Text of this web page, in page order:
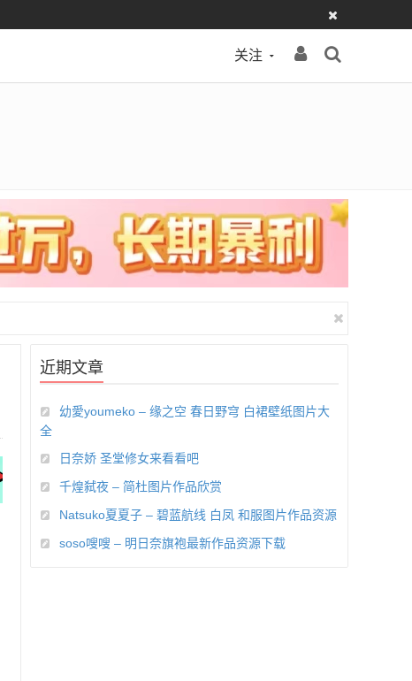
关注
近期文章
幼愛youmeko – 缘之空 春日野穹 白裙壁纸图片大
全
日奈娇 圣堂修女来看看吧
千煌弑夜 – 简杜图片作品欣赏
Natsuko夏夏子 – 碧蓝航线 白凤 和服图片作品资源
soso嗖嗖 – 明日奈旗袍最新作品资源下载